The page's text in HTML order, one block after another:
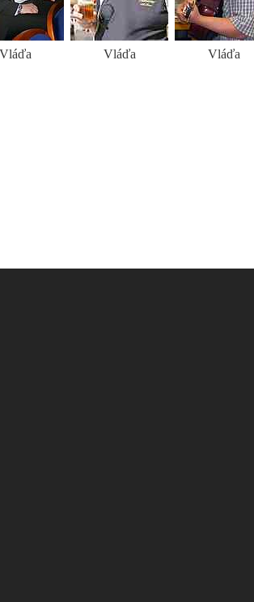
Vláďa Vláďa Vláďa